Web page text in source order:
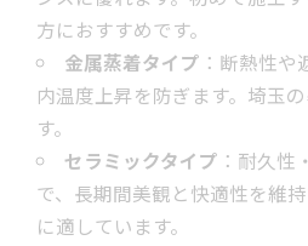
方におすすめです。
金属蒸着タイプ ：断熱性
内温度上昇を防ぎます。埼玉
す。
セラミックタイプ ：耐久
で、長期間美観と快適性を維
に適しています。